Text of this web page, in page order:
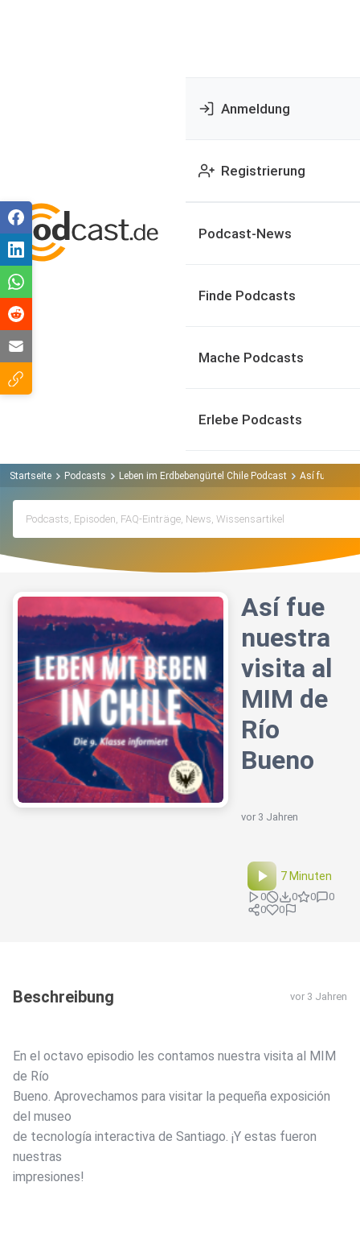
Anmeldung
Registrierung
Podcast-News
Finde Podcasts
Mache Podcasts
Erlebe Podcasts
Startseite Podcasts Leben im Erdbebengürtel Chile Podcast Así fue
Así fue
nuestra
visita al
MIM de
Río
Bueno
vor 3 Jahren
7 Minuten
0 0 0
0
0
0
Beschreibung vor 3 Jahren
En el octavo episodio les contamos nuestra visita al MIM
de Río
Bueno. Aprovechamos para visitar la pequeña exposición
del museo
de tecnología interactiva de Santiago. ¡Y estas fueron
nuestras
impresiones!